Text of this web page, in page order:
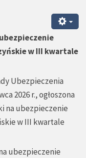
w III kwartale
Ubezpieczenia
2026 r., ogłoszona
na ubezpieczenie
w III kwartale
ubezpieczenie